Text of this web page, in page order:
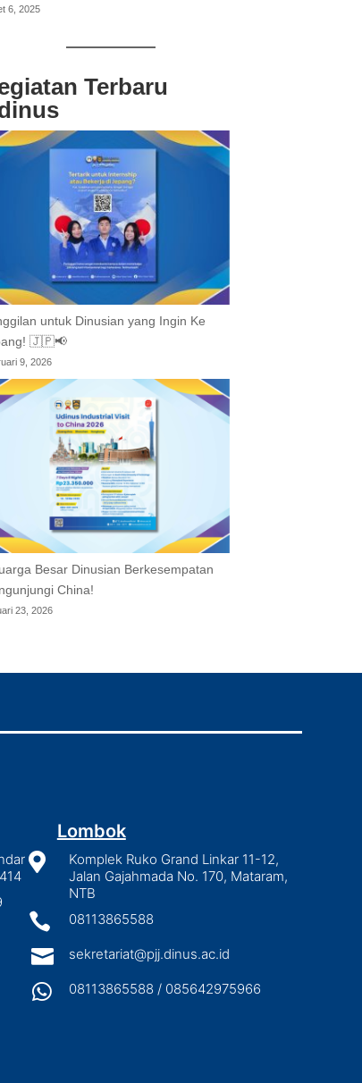
6, 2025
Terbaru
untuk Dinusian yang Ingin Ke
🇯🇵📢
9, 2026
Besar Dinusian Berkesempatan
China!
23, 2026
Lombok

Komplek Ruko Grand Linkar 11-12,
Jalan Gajahmada No. 170, Mataram,
NTB
 08113865588
 sekretariat@pjj.dinus.ac.id
 08113865588 / 085642975966